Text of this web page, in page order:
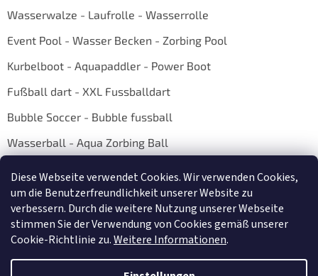
Diese Webseite verwendet Cookies. Wir verwenden Cookies,
um die Benutzerfreundlichkeit unserer Website zu
verbessern. Durch die weitere Nutzung unserer Webseite
stimmen Sie der Verwendung von Cookies gemäß unserer
Cookie-Richtlinie zu.Weitere Informationen.
Wasserwalze - Laufrolle - Wasserrolle
Event Pool - Wasser Becken - Zorbing Pool
Kurbelboot - Aquapaddler - Power Boot
Fußball dart - XXL Fussballdart
Bubble Soccer - Bubble fussball
Wasserball - Aqua Zorbing Ball